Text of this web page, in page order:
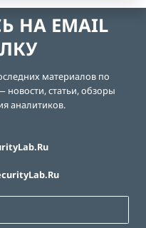
НА EMAIL
материалов по
новости, статьи, обзоры
аналитиков.